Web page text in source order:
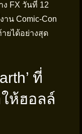
FX วันที่ 12
าน Comic-Con
ยได้อย่างสุด
ที่
ห้ฮอลล์